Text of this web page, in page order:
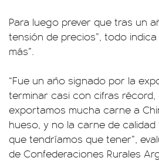
Para luego prever que tras un
tensión de precios”, todo
más”.
“Fue un año signado por la
terminar casi con cifras récord,
exportamos mucha carne a
hueso, y no la carne de
que tendríamos que tener”,
de Confederaciones Rurales